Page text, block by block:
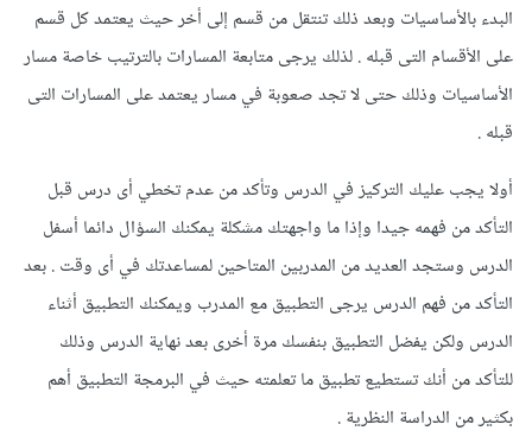
البدء بالأساسيات وبعد ذلك تنتقل من قسم إلى أخر حيث يعتمد كل قسم
على الأقسام التى قبله . لذلك يرجى متابعة المسارات بالترتيب خاصة مسار
الأساسيات وذلك حتى لا تجد صعوبة في مسار يعتمد على المسارات التى
قبله .
أولا يجب عليك التركيز في الدرس وتأكد من عدم تخطي أى درس قبل
التأكد من فهمه جيدا وإذا ما واجهتك مشكلة يمكنك السؤال دائما أسفل
الدرس وستجد العديد من المدربين المتاحين لمساعدتك في أى وقت . بعد
التأكد من فهم الدرس يرجى التطبيق مع المدرب ويمكنك التطبيق أثناء
الدرس ولكن يفضل التطبيق بنفسك مرة أخرى بعد نهاية الدرس وذلك
للتأكد من أنك تستطيع تطبيق ما تعلمته حيث في البرمجة التطبيق أهم
بكثير من الدراسة النظرية .